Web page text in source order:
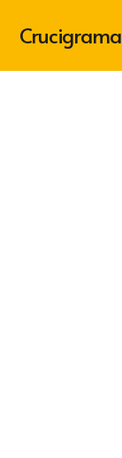
Crucigrama